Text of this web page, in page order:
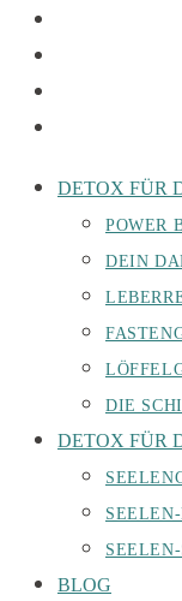
DETOX FÜR
POWER
DEIN
DIE
DETOX FÜR
BLOG